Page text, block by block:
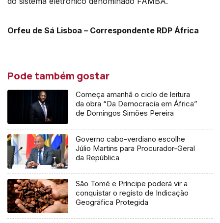
Orfeu de Sá Lisboa – Correspondente RDP África
Pode também gostar
Começa amanhã o ciclo de leitura
da obra “Da Democracia em África”
de Domingos Simões Pereira
Governo cabo-verdiano escolhe
Júlio Martins para Procurador-Geral
da República
São Tomé e Príncipe poderá vir a
conquistar o registo de Indicação
Geográfica Protegida